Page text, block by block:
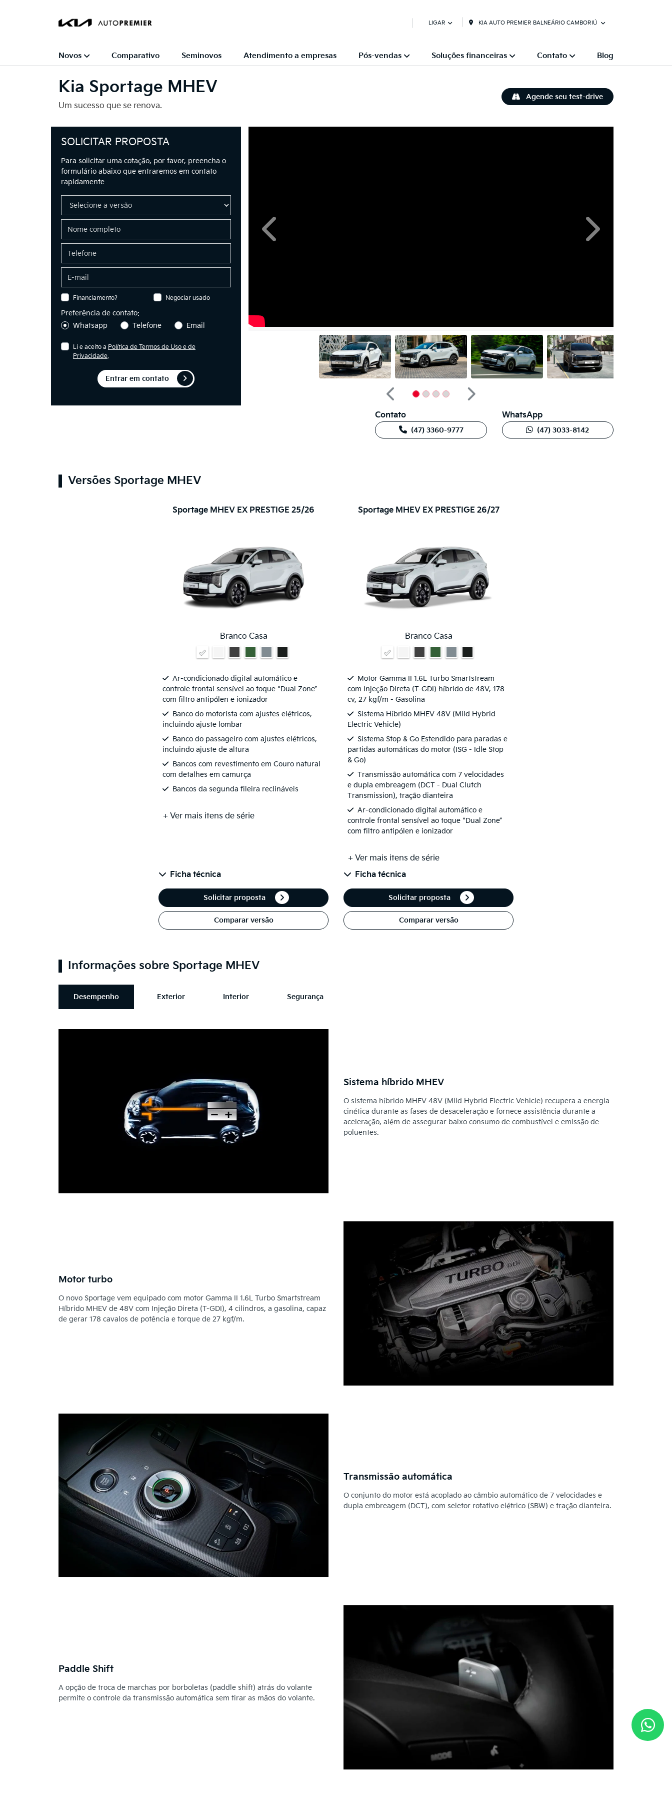
LIGAR KIA AUTO PREMIER BALNEÁRIO CAMBORIÚ
Novos Comparativo Seminovos Atendimento a empresas Pós-vendas Soluções financeiras Contato Blog
Kia Sportage MHEV
Um sucesso que se renova.
Agende seu test-drive
SOLICITAR PROPOSTA
Para solicitar uma cotação, por favor, preencha o
formulário abaixo que entraremos em contato
rapidamente
Financiamento? Negociar usado
Preferência de contato:
Whatsapp
Telefone Email
Li e aceito a Política de Termos de Uso e de
Privacidade.
Entrar em contato
Anterior Próximo
Anterior
Próximo
Contato
(47) 3360-9777
WhatsApp
(47) 3033-8142
Versões Sportage MHEV
Sportage MHEV EX PRESTIGE 25/26
Branco Casa
Ar-condicionado digital automático e
controle frontal sensível ao toque “Dual Zone”
com filtro antipólen e ionizador
Banco do motorista com ajustes elétricos,
incluindo ajuste lombar
Banco do passageiro com ajustes elétricos,
incluindo ajuste de altura
Bancos com revestimento em Couro natural
com detalhes em camurça
Bancos da segunda fileira reclináveis
+ Ver mais itens de série
Ficha técnica
Solicitar proposta
Comparar versão
Sportage MHEV EX PRESTIGE 26/27
Branco Casa
Motor Gamma II 1.6L Turbo Smartstream
com Injeção Direta (T-GDI) híbrido de 48V, 178
cv, 27 kgf/m - Gasolina
Sistema Híbrido MHEV 48V (Mild Hybrid
Electric Vehicle)
Sistema Stop & Go Estendido para paradas e
partidas automáticas do motor (ISG - Idle Stop
& Go)
Transmissão automática com 7 velocidades
e dupla embreagem (DCT - Dual Clutch
Transmission), tração dianteira
Ar-condicionado digital automático e
controle frontal sensível ao toque “Dual Zone”
com filtro antipólen e ionizador
+ Ver mais itens de série
Ficha técnica
Solicitar proposta
Comparar versão
Informações sobre Sportage MHEV
Desempenho Exterior Interior Segurança
Sistema híbrido MHEV
O sistema híbrido MHEV 48V (Mild Hybrid Electric Vehicle) recupera a energia
cinética durante as fases de desaceleração e fornece assistência durante a
aceleração, além de assegurar baixo consumo de combustível e emissão de
poluentes.
Motor turbo
O novo Sportage vem equipado com motor Gamma II 1.6L Turbo Smartstream
Híbrido MHEV de 48V com Injeção Direta (T-GDI), 4 cilindros, a gasolina, capaz
de gerar 178 cavalos de potência e torque de 27 kgf/m.
Transmissão automática
O conjunto do motor está acoplado ao câmbio automático de 7 velocidades e
dupla embreagem (DCT), com seletor rotativo elétrico (SBW) e tração dianteira.
Paddle Shift
A opção de troca de marchas por borboletas (paddle shift) atrás do volante
permite o controle da transmissão automática sem tirar as mãos do volante.